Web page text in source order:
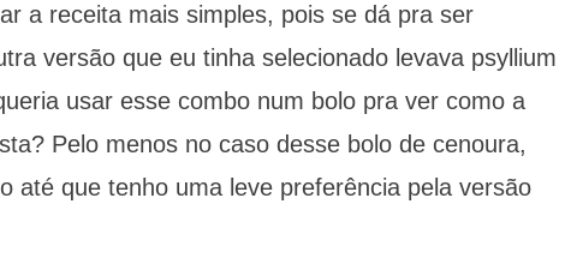
a receita mais simples, pois se dá pra ser
versão que eu tinha selecionado levava psyllium
usar esse combo num bolo pra ver como a
Pelo menos no caso desse bolo de cenoura,
até que tenho uma leve preferência pela versão